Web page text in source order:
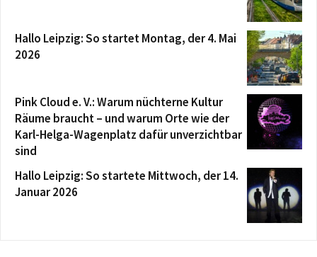
Hallo Leipzig: So startet Montag, der 4. Mai
2026
Pink Cloud e. V.: Warum nüchterne Kultur
Räume braucht – und warum Orte wie der
Karl-Helga-Wagenplatz dafür unverzichtbar
sind
Hallo Leipzig: So startete Mittwoch, der 14.
Januar 2026